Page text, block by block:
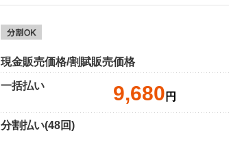
現金販売価格/割賦販売価格
一括払い
9,680 円
分割払い(48回)